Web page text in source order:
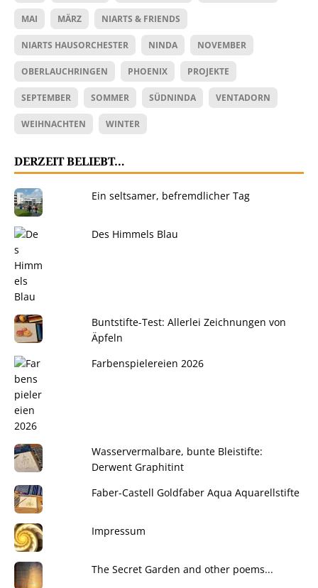
MAI MÄRZ NIARTS & FRIENDS
NIARTS HAUSORCHESTER NINDA NOVEMBER
OBERLAUCHRINGEN PHOENIX PROJEKTE
SEPTEMBER SOMMER SÜDNINDA VENTADORN
WEIHNACHTEN WINTER
DERZEIT BELIEBT…
Ein seltsamer, befremdlicher Tag
Des Himmels Blau
Buntstifte-Test: Allerlei Zeichnungen von
Äpfeln
Farbenspielereien 2026
Wasservermalbare, bunte Bleistifte:
Derwent Graphitint
Faber-Castell Goldfaber Aqua Aquarellstifte
Impressum
The Secret Garden and other poems...